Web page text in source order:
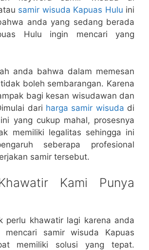
samir wisuda Kapuas Hulu ini
anda yang sedang berada
Hulu ingin mencari yang
anda bahwa dalam memesan
boleh sembarangan. Karena
bagi kesan wisudawan dan
dari harga samir wisuda di
yang cukup mahal, prosesnya
memiliki legalitas sehingga ini
seberapa profesional
samir tersebut.
Kami Punya
perlu khawatir lagi karena anda
mencari samir wisuda Kapuas
memiliki solusi yang tepat.